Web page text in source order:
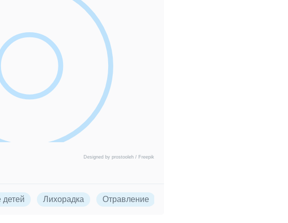
Designed by prostooleh / Freepik
детей Лихорадка Отравление